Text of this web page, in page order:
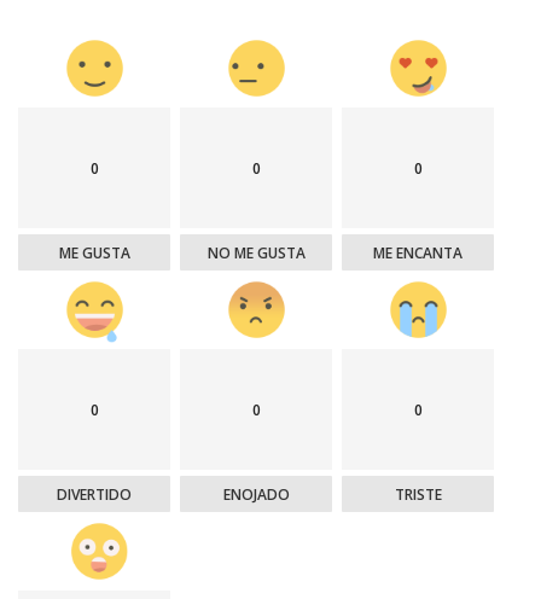
0
ME GUSTA
0
NO ME GUSTA
0
ME ENCANTA
0
DIVERTIDO
0
ENOJADO
0
TRISTE